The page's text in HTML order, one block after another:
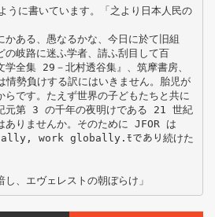
うに書いています。「之より日本人民の
かある、愚なるかな、今日に於て旧組
の岐路に迷ふ学者、請ふ刮目して百
学全集 29－北村透谷集』、筑摩書房、
勢負けする訳にはいきません。胎児が
らです。たえず世界の子どもたちと共に
元第 3 の千年の夜明けである 21 世紀
ありませんか。そのために JFOR は
work globally.ﾓであり続けた